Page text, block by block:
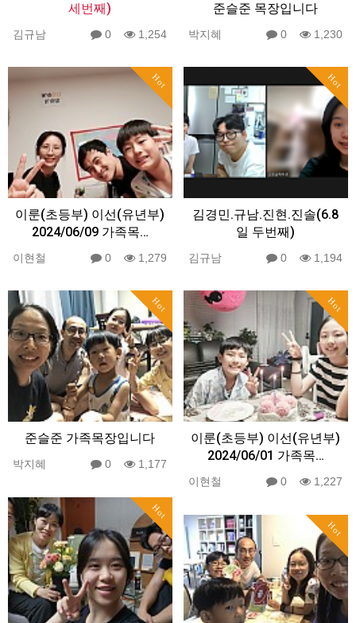
세번째)
김규남 0 1,254
준슬준 목장입니다
박지혜 0 1,230
Hot
이룬(초등부) 이선(유년부)
2024/06/09 가족목…
이현철 0 1,279
Hot
김경민.규남.진현.진솔(6.8
일 두번째)
김규남 0 1,194
Hot
준슬준 가족목장입니다
박지혜 0 1,177
Hot
이룬(초등부) 이선(유년부)
2024/06/01 가족목…
이현철 0 1,227
Hot
Hot